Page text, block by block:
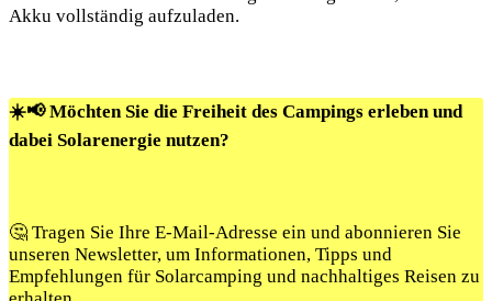
Akku vollständig aufzuladen.
☀️📢 Möchten Sie die Freiheit des Campings erleben und
dabei Solarenergie nutzen?
🤔 Tragen Sie Ihre E-Mail-Adresse ein und abonnieren Sie
unseren Newsletter, um Informationen, Tipps und
Empfehlungen für Solarcamping und nachhaltiges Reisen zu